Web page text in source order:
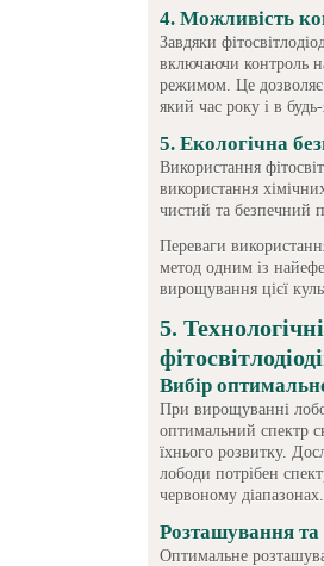
4. Можливість
Завдяки
включаючи контроль
режимом. Це дозволяє
який час року і в
5. Екологічна
Використання
використання
чистий та безпечний
Переваги
метод одним із
вирощування цієї
5.
Вибір
При вирощуванні
оптимальний спектр
їхнього розвитку.
лободи потрібен
червоному діапазонах.
Розташування
Оптимальне